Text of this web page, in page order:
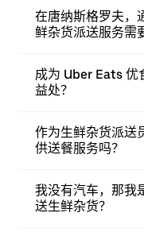
在唐纳斯格罗夫，
鲜杂货派送服务需
成为 Uber Eats 优
益处？
作为生鲜杂货派送
供送餐服务吗？
我没有汽车，那我
送生鲜杂货？